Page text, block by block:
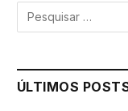
ÚLTIMOS